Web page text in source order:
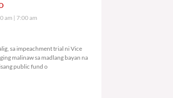
am 7:00 am
sa impeachment trial ni Vice
malinaw sa madlang bayan na
public fund o